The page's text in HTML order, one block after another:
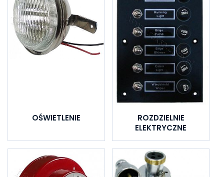
OŚWIETLENIE
ROZDZIELNIE
ELEKTRYCZNE